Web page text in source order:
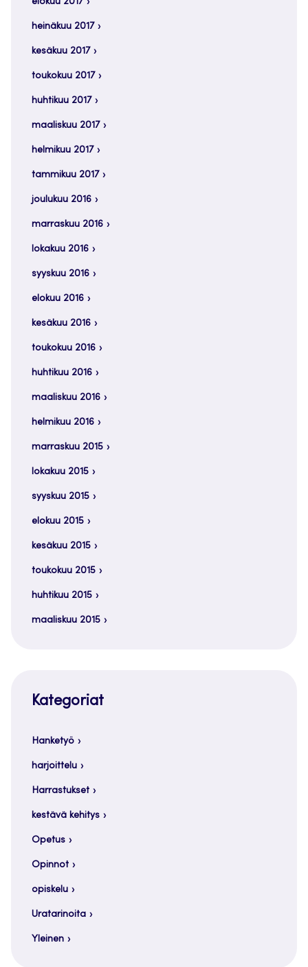
elokuu 2017
heinäkuu 2017
kesäkuu 2017
toukokuu 2017
huhtikuu 2017
maaliskuu 2017
helmikuu 2017
tammikuu 2017
joulukuu 2016
marraskuu 2016
lokakuu 2016
syyskuu 2016
elokuu 2016
kesäkuu 2016
toukokuu 2016
huhtikuu 2016
maaliskuu 2016
helmikuu 2016
marraskuu 2015
lokakuu 2015
syyskuu 2015
elokuu 2015
kesäkuu 2015
toukokuu 2015
huhtikuu 2015
maaliskuu 2015
Kategoriat
Hanketyö
harjoittelu
Harrastukset
kestävä kehitys
Opetus
Opinnot
opiskelu
Uratarinoita
Yleinen